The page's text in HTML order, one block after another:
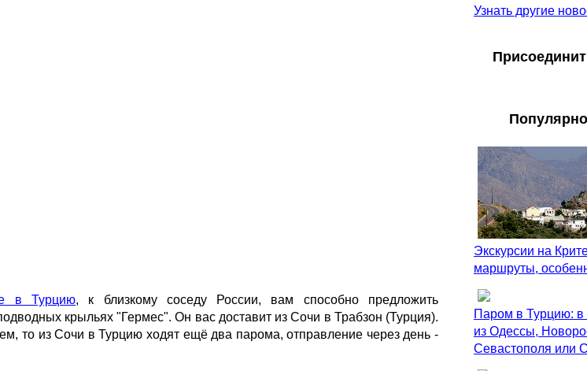
в Турцию, к близкому соседу России, вам способно предложить
крыльях "Гермес". Он вас доставит из Сочи в Трабзон (Турция).
то из Сочи в Турцию ходят ещё два парома, отправление через день -
Узнать другие
Экскурсии на
маршруты,
Паром в Турцию:
из Одессы,
Севастополя или